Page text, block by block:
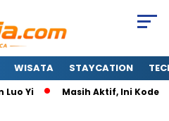
WISATA STAYCATION
Yi Masih Aktif, Ini Kode